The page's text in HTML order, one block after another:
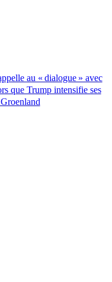
au « dialogue » avec
que Trump intensifie ses